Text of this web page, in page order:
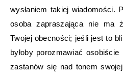
wysłaniem takiej wiadomości.
osoba zapraszająca nie ma
Twojej obecności; jeśli jest to
byłoby porozmawiać
zastanów się nad tonem